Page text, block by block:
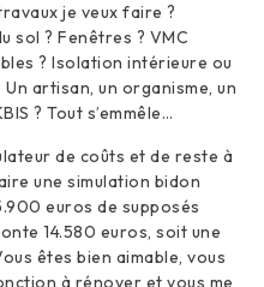
je veux faire ?
sol ? Fenêtres ? VMC
? Isolation intérieure ou
artisan, un organisme, un
? Tout s’emmêle…
de coûts et de reste à
une simulation bidon
euros de supposés
14.580 euros, soit une
êtes bien aimable, vous
à rénover et vous me